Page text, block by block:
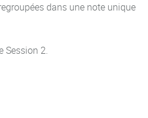
dans une note unique
Session 2.